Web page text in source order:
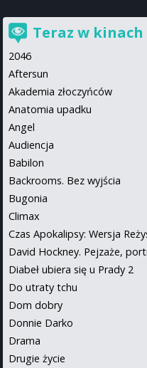
Teraz w kinach
2046
Aftersun
Akademia złoczyńców
Anatomia upadku
Angel
Audiencja
Babilon
Backrooms. Bez wyjścia
Bugonia
Climax
Czas Apokalipsy: Wersja
David Hockney. Pejzaże,
Diabeł ubiera się u Prady 2
Do utraty tchu
Dom dobry
Donnie Darko
Drama
Drugie życie